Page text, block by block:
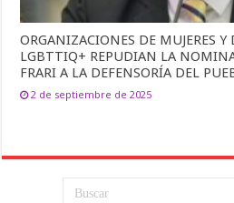
ORGANIZACIONES DE MUJERES Y
LGBTTIQ+ REPUDIAN LA
FRARI A LA DEFENSORÍA DEL
2 de septiembre de 2025